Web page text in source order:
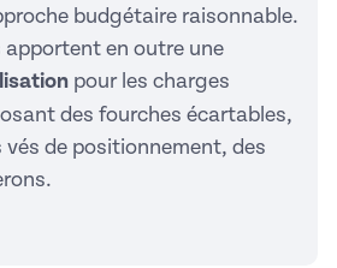
budgétaire raisonnable.
apportent en outre une
pour les charges
des fourches écartables,
vés de positionnement, des